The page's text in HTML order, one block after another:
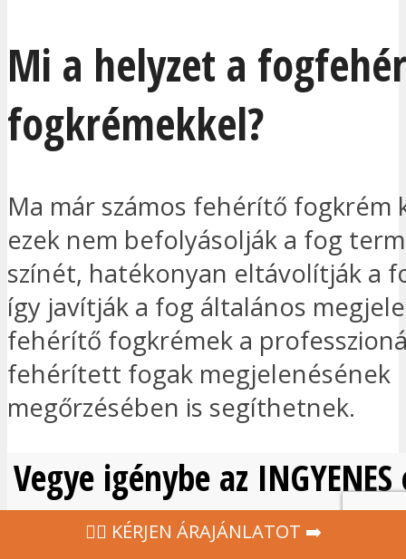
Mi a helyzet a
fogkrémekkel?
Ma már számos fehérítő fogkrém
ezek nem befolyásolják a fog
színét, hatékonyan eltávolítják a
így javítják a fog általános
fehérítő fogkrémek a
fehérített fogak megjelenésének
megőrzésében is segíthetnek.
Vegye igénybe az
Kérésre és
‍👩‍⚕ KÉRJEN ÁRAJÁNLATOT ➡️